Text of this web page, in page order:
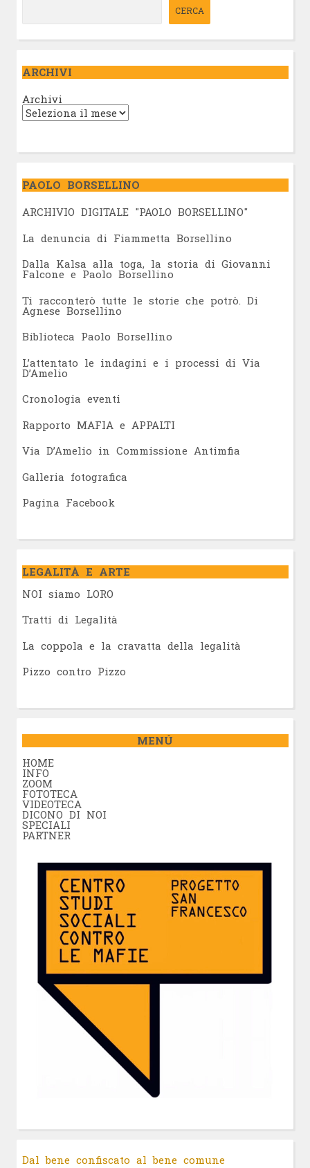
CERCA
ARCHIVI
Archivi
PAOLO BORSELLINO
ARCHIVIO DIGITALE "PAOLO BORSELLINO"
La denuncia di Fiammetta Borsellino
Dalla Kalsa alla toga, la storia di Giovanni
Falcone e Paolo Borsellino
Ti racconterò tutte le storie che potrò. Di
Agnese Borsellino
Biblioteca Paolo Borsellino
L’attentato le indagini e i processi di Via
D’Amelio
Cronologia eventi
Rapporto MAFIA e APPALTI
Via D’Amelio in Commissione Antimfia
Galleria fotografica
Pagina Facebook
LEGALITÀ E ARTE
NOI siamo LORO
Tratti di Legalità
La coppola e la cravatta della legalità
Pizzo contro Pizzo
MENÚ
HOME
INFO
ZOOM
FOTOTECA
VIDEOTECA
DICONO DI NOI
SPECIALI
PARTNER
Dal bene confiscato al bene comune